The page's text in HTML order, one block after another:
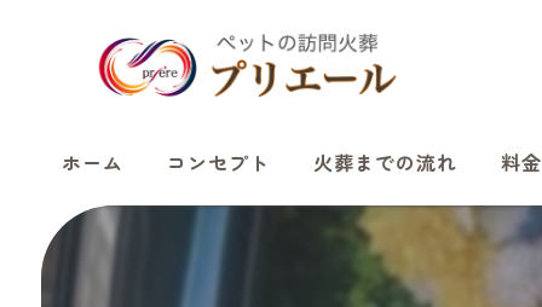
ホーム コンセプト 火葬までの流れ 料